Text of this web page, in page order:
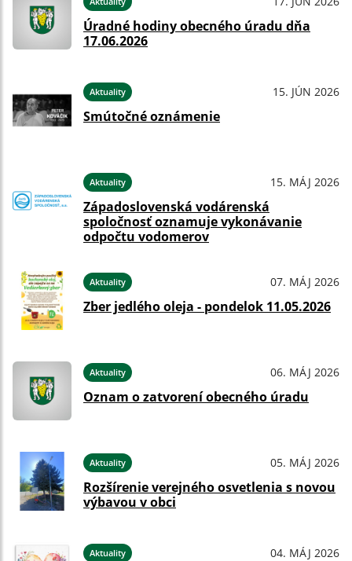
Úradné hodiny obecného úradu dňa
17.06.2026
Aktuality 15. JÚN 2026
Smútočné oznámenie
Aktuality 15. MÁJ 2026
Západoslovenská vodárenská
spoločnosť oznamuje vykonávanie
odpočtu vodomerov
Aktuality 07. MÁJ 2026
Zber jedlého oleja - pondelok 11.05.2026
Aktuality 06. MÁJ 2026
Oznam o zatvorení obecného úradu
Aktuality 05. MÁJ 2026
Rozšírenie verejného osvetlenia s novou
výbavou v obci
Aktuality 04. MÁJ 2026